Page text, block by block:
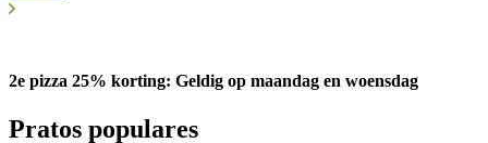
2e pizza 25% korting: Geldig op maandag en woensdag
Pratos populares